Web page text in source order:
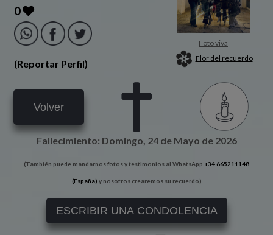
Inicio
Acceso
Eternos
Contacto
0
(Reportar Perfil)
Foto viva
Flor del recuerdo
Volver
Fallecimiento: Domingo, 24 de Mayo de 2026
(También puede mandarnos fotos y testimonios al WhatsApp +34 665211148
(España) y nosotros crearemos su recuerdo)
ESCRIBIR UNA CONDOLENCIA